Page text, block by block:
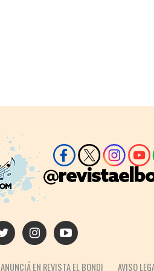
ANUNCIÁ EN REVISTA EL BONDI AVISO